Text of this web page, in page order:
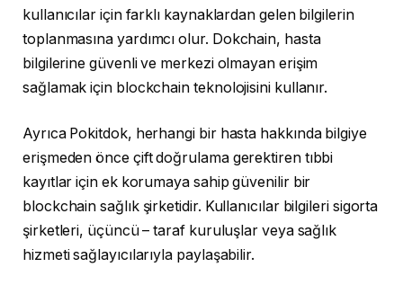
kullanıcılar için farklı kaynaklardan gelen bilgilerin
toplanmasına yardımcı olur. Dokchain, hasta
bilgilerine güvenli ve merkezi olmayan erişim
sağlamak için blockchain teknolojisini kullanır.
Ayrıca Pokitdok, herhangi bir hasta hakkında bilgiye
erişmeden önce çift doğrulama gerektiren tıbbi
kayıtlar için ek korumaya sahip güvenilir bir
blockchain sağlık şirketidir. Kullanıcılar bilgileri sigorta
şirketleri, üçüncü – taraf kuruluşlar veya sağlık
hizmeti sağlayıcılarıyla paylaşabilir.